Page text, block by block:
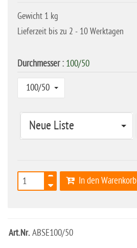
Gewicht 1 kg
Lieferzeit bis zu 2 - 10 Werktagen
Durchmesser : 100/50
100/50
Neue Liste
In den Warenkorb
Art.Nr.ABSE100/50